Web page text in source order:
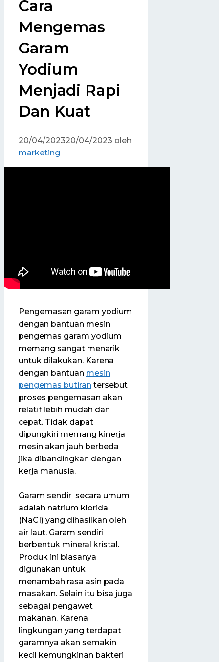
Cara
Mengemas
Garam
Yodium
Menjadi Rapi
Dan Kuat
20/04/202320/04/2023 oleh
marketing
Pengemasan garam yodium
dengan bantuan mesin
pengemas garam yodium
memang sangat menarik
untuk dilakukan. Karena
dengan bantuan mesin
pengemas butiran tersebut
proses pengemasan akan
relatif lebih mudah dan
cepat. Tidak dapat
dipungkiri memang kinerja
mesin akan jauh berbeda
jika dibandingkan dengan
kerja manusia.
Garam sendir secara umum
adalah natrium klorida
(NaCI) yang dihasilkan oleh
air laut. Garam sendiri
berbentuk mineral kristal.
Produk ini biasanya
digunakan untuk
menambah rasa asin pada
masakan. Selain itu bisa juga
sebagai pengawet
makanan. Karena
lingkungan yang terdapat
garamnya akan semakin
kecil kemungkinan bakteri